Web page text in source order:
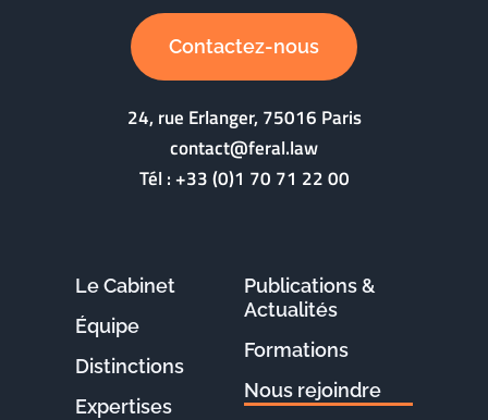
Contactez-nous
24, rue Erlanger, 75016 Paris
contact@feral.law
Tél :+33 (0)1 70 71 22 00
Le Cabinet
Équipe
Distinctions
Expertises
Publications &
Actualités
Formations
Nous rejoindre